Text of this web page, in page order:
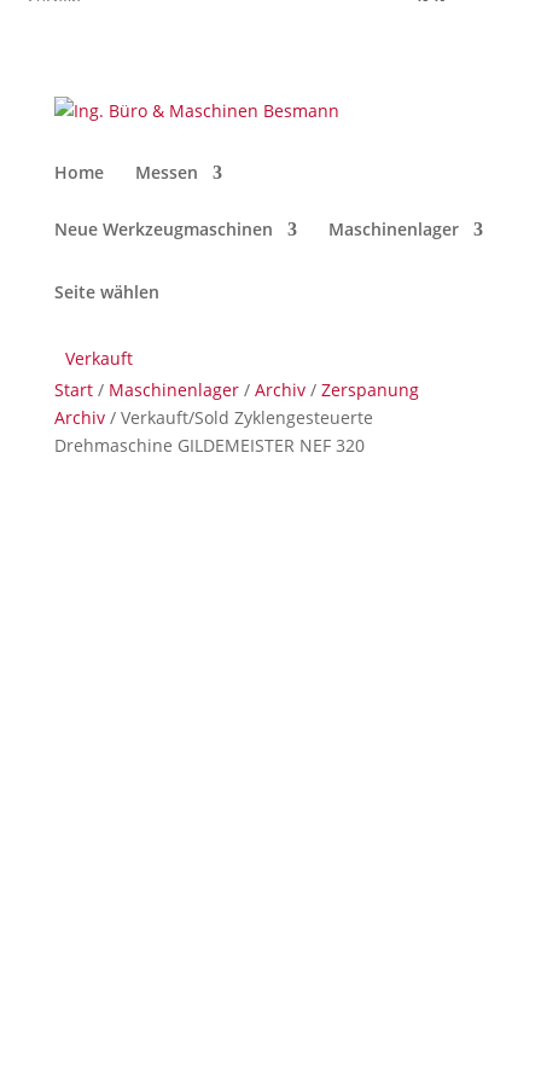
Home Messen
Neue Werkzeugmaschinen Maschinenlager
Seite wählen
Start/ Maschinenlager/ Archiv/ Zerspanung
Archiv/ Verkauft/Sold Zyklengesteuerte
Drehmaschine GILDEMEISTER NEF 320
Verkauft